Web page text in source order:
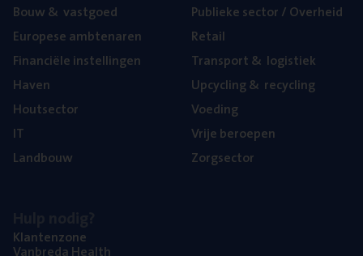
Bouw& vastgoed
Euro­pe­se ambtenaren
Finan­ci­ë­le instellingen
Haven
Hout­sec­tor
IT
Land­bouw
Publie­ke sec­tor / Overheid
Retail
Trans­port& logistiek
Upcy­cling& recycling
Voe­ding
Vrije beroe­pen
Zorg­sec­tor
Klan­ten­zo­ne
Van­b­re­da Health